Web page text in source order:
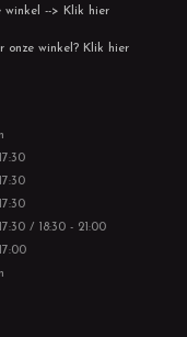
--> Klik hier
onze winkel? Klik hier
/ 18:30 - 21:00